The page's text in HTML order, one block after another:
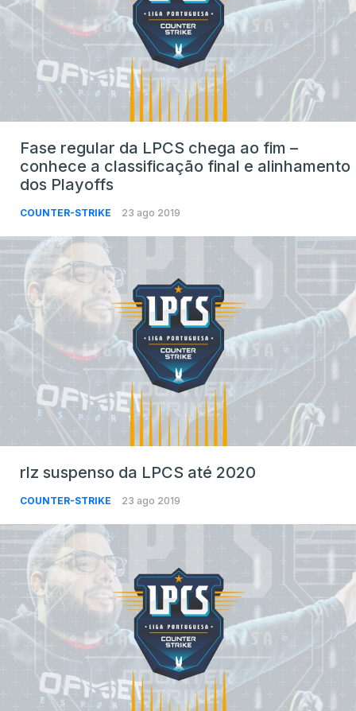
Fase regular da LPCS chega ao fim –
conhece a classificação final e alinhamento
dos Playoffs
COUNTER-STRIKE 23 ago 2019
rlz suspenso da LPCS até 2020
COUNTER-STRIKE 23 ago 2019